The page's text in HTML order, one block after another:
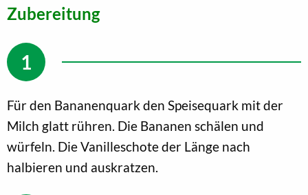
Zubereitung
Für den Bananenquark den Speisequark mit der
Milch glatt rühren. Die Bananen schälen und
würfeln. Die Vanilleschote der Länge nach
halbieren und auskratzen.